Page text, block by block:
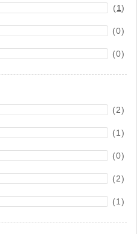
(1)
(0)
(0)
(2)
(1)
(0)
(2)
(1)